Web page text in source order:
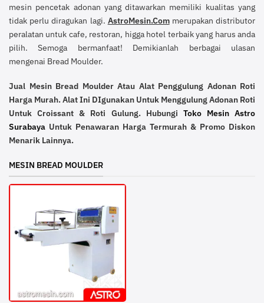
mesin pencetak adonan yang ditawarkan memiliki kualitas yang
tidak perlu diragukan lagi. AstroMesin.Commerupakan distributor
peralatan untuk cafe, restoran, higga hotel terbaik yang harus anda
pilih. Semoga bermanfaat! Demikianlah berbagai ulasan
mengenai Bread Moulder.
Jual Mesin Bread Moulder Atau Alat Penggulung Adonan Roti
Harga Murah. Alat Ini DIgunakan Untuk Menggulung Adonan Roti
Untuk Croissant & Roti Gulung. Hubungi Toko Mesin Astro
Surabaya Untuk Penawaran Harga Termurah & Promo Diskon
Menarik Lainnya.
MESIN BREAD MOULDER